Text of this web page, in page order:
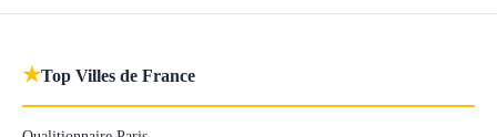
★Top Villes de France